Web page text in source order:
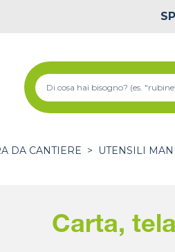
DA CANTIERE > UTENSILI
Carta,